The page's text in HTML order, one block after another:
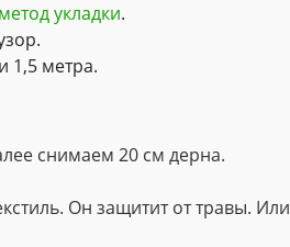
укладки.
1,5 метра.
снимаем 20 см дерна.
Он защитит от травы. Или